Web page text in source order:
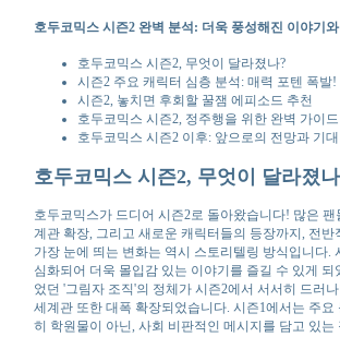
호두코믹스 시즌2 완벽 분석: 더욱 풍성해진 이야기
호두코믹스 시즌2, 무엇이 달라졌나?
시즌2 주요 캐릭터 심층 분석: 매력 포텐 폭발!
시즌2, 놓치면 후회할 꿀잼 에피소드 추천
호두코믹스 시즌2, 정주행을 위한 완벽 가이드
호두코믹스 시즌2 이후: 앞으로의 전망과 기대
호두코믹스 시즌2, 무엇이 달라졌
호두코믹스가 드디어 시즌2로 돌아왔습니다! 많은
계관 확장, 그리고 새로운 캐릭터들의 등장까지, 전
가장 눈에 띄는 변화는 역시 스토리텔링 방식입니다
심화되어 더욱 몰입감 있는 이야기를 즐길 수 있게
었던 '그림자 조직'의 정체가 시즌2에서 서서히 드러
세계관 또한 대폭 확장되었습니다. 시즌1에서는 주
히 학원물이 아닌, 사회 비판적인 메시지를 담고 있